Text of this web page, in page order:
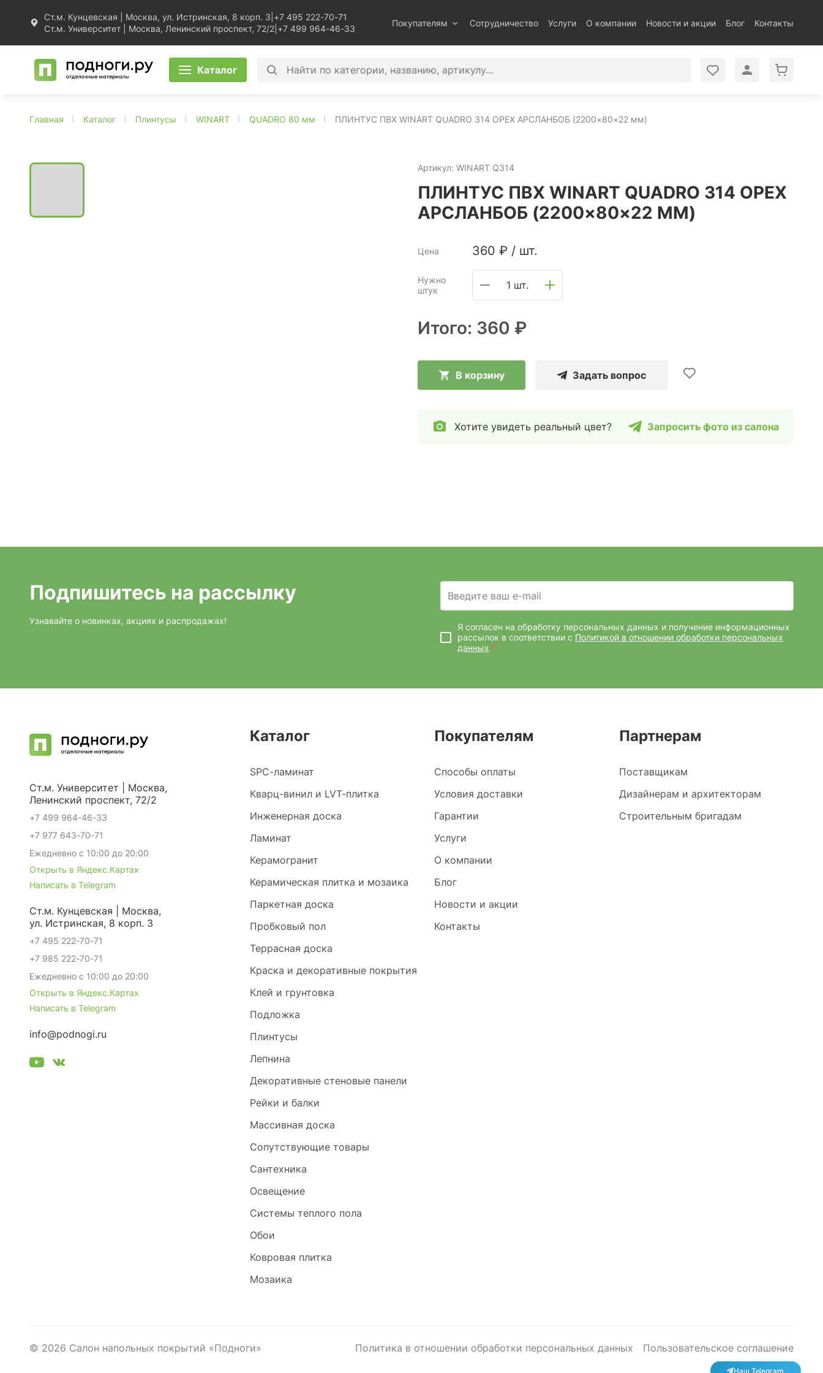
Ст.м. Кунцевская | Москва, ул. Истринская, 8 корп. 3 +7 495 222-70-71
Ст.м. Университет | Москва, Ленинский проспект, 72/2 +7 499 964-46-33
Покупателям Сотрудничество Услуги О компании Новости и акции Блог Контакты
Каталог
Главная Каталог Плинтусы WINART QUADRO 80 мм ПЛИНТУС ПВХ WINART QUADRO 314 ОРЕХ АРСЛАНБОБ (2200×80×22 мм)
Артикул: WINART Q314
ПЛИНТУС ПВХ WINART QUADRO 314 ОРЕХ
АРСЛАНБОБ (2200×80×22 ММ)
Цена 360 ₽ / шт.
Нужно
штук
1 шт.
Итого: 360 ₽
В корзину Задать вопрос
Хотите увидеть реальный цвет? Запросить фото из салона
Наш Telegram
Подпишитесь на рассылку
Узнавайте о новинках, акциях и распродажах!
Введите ваш e-mail
Я согласен на обработку персональных данных и получение информационных
рассылок в соответствии с Политикой в отношении обработки персональных
данных *
Каталог
SPC-ламинат
Кварц-винил и LVT-плитка
Инженерная доска
Ламинат
Керамогранит
Керамическая плитка и мозаика
Паркетная доска
Пробковый пол
Террасная доска
Краска и декоративные покрытия
Клей и грунтовка
Подложка
Плинтусы
Лепнина
Декоративные стеновые панели
Рейки и балки
Массивная доска
Сопутствующие товары
Сантехника
Освещение
Системы теплого пола
Обои
Ковровая плитка
Мозаика
Покупателям
Способы оплаты
Условия доставки
Гарантии
Услуги
О компании
Блог
Новости и акции
Контакты
Партнерам
Поставщикам
Дизайнерам и архитекторам
Строительным бригадам
Ст.м. Университет | Москва,
Ленинский проспект, 72/2
+7 499 964-46-33
+7 977 643-70-71
Ежедневно с 10:00 до 20:00
Открыть в Яндекс.Картах
Написать в Telegram
Ст.м. Кунцевская | Москва,
ул. Истринская, 8 корп. 3
+7 495 222-70-71
+7 985 222-70-71
Ежедневно с 10:00 до 20:00
Открыть в Яндекс.Картах
Написать в Telegram
info@podnogi.ru
© 2026 Салон напольных покрытий «Подноги» Политика в отношении обработки персональных данных Пользовательское соглашение